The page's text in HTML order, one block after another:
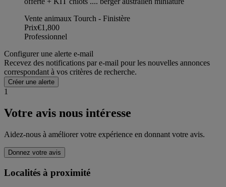
Vente animaux Tourch - Finistère
Prix€1,800
Professionnel
Configurer une alerte e-mail
Recevez des notifications par e-mail pour les nouvelles annonces
correspondant à vos critères de recherche.
Créer une alerte
1
Votre avis nous intéresse
Aidez-nous à améliorer votre expérience en donnant votre avis.
Donnez votre avis
Localités à proximité